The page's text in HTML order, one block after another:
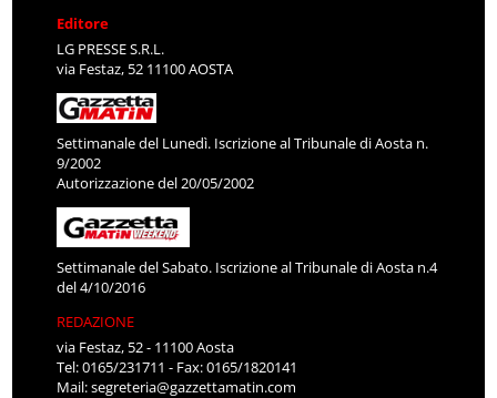
Editore
LG PRESSE S.R.L.
via Festaz, 52 11100 AOSTA
Settimanale del Lunedì. Iscrizione al Tribunale di Aosta n.
9/2002
Autorizzazione del 20/05/2002
Settimanale del Sabato. Iscrizione al Tribunale di Aosta n.4
del 4/10/2016
REDAZIONE
via Festaz, 52 - 11100 Aosta
Tel: 0165/231711 - Fax: 0165/1820141
Mail:segreteria@gazzettamatin.com